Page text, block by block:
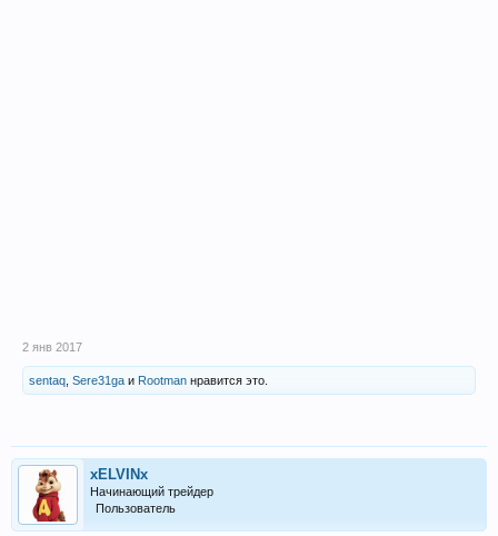
2 янв 2017
sentaq Sere31ga и Rootman нравится это.
xELVINx
Начинающий трейдер
Пользователь